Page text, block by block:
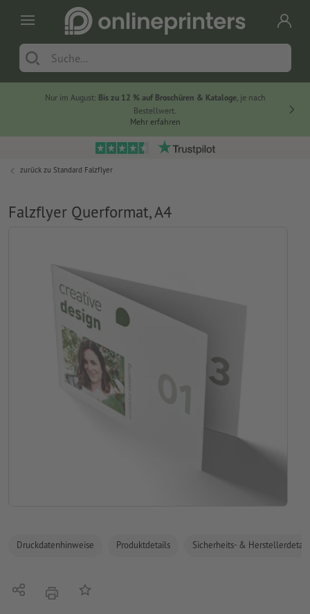
Nur im August: Bis zu 12 % auf Broschüren & Kataloge, je nach
Bestellwert.
Mehr erfahren
zurück zu Standard Falzflyer
Falzflyer Querformat, A4
Druckdatenhinweise Produktdetails Sicherheits- &
Teilen DruckenAuf die Merkliste